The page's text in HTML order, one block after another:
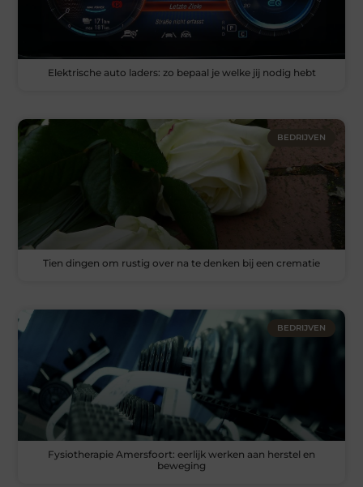
Elektrische auto laders: zo bepaal je welke jij nodig hebt
BEDRIJVEN
Tien dingen om rustig over na te denken bij een crematie
BEDRIJVEN
Fysiotherapie Amersfoort: eerlijk werken aan herstel en
beweging